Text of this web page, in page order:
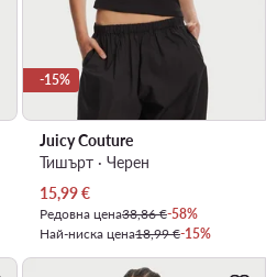
-15%
Juicy Couture
Тишърт · Черен
Актуална цена
15,99€
Редовна цена38,86 €-58%
Най-ниска цена18,99 €-15%